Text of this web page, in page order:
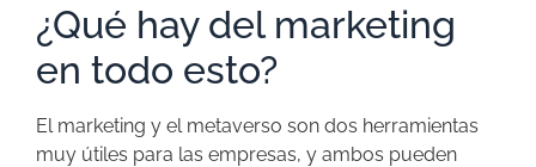
¿Qué hay del marketing
en todo esto?
El marketing y el metaverso son dos herramientas
muy útiles para las empresas, y ambos pueden